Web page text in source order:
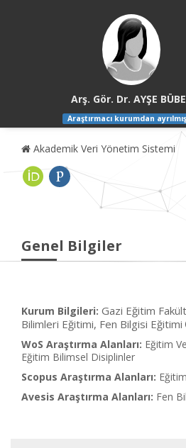
Arş. Gör. Dr. AYŞE
Araştırmacı kurumdan
Akademik Veri Yönetim Sistemi
Genel Bilgiler
Kurum Bilgileri: Gazi Eğitim
Bilimleri Eğitimi, Fen Bilgisi Eğitimi
WoS Araştırma Alanları: Eğitim
Eğitim Bilimsel Disiplinler
Scopus Araştırma Alanları: Eğitim
Avesis Araştırma Alanları: Fen